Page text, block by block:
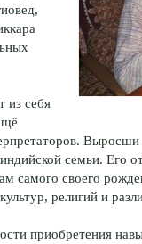
из себя
семьи. Его
самого своего
религий и
приобретения